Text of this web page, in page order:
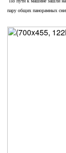
пару общих панорамных